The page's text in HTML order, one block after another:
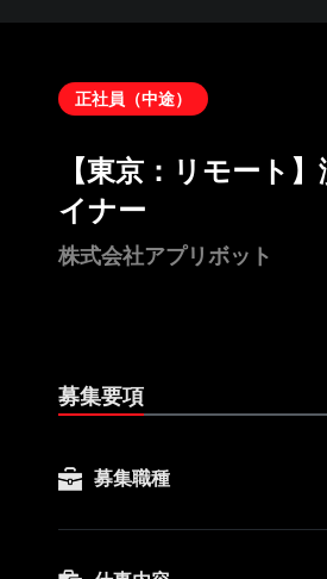
正社員（中途）
【東京：リモート
イナー
株式会社アプリボット
募集要項
募集職種